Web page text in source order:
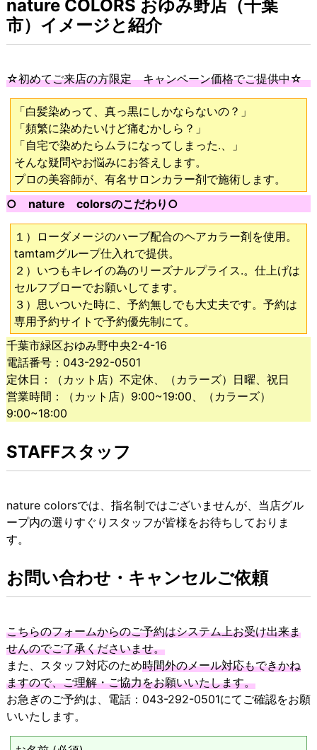
nature COLORS おゆみ野店（千葉
市）イメージと紹介
☆初めてご来店の方限定 キャンペーン価格でご提供中☆
「白髪染めって、真っ黒にしかならないの？」
「頻繁に染めたいけど痛むかしら？」
「自宅で染めたらムラになってしまった.、」
そんな疑問やお悩みにお答えします。
プロの美容師が、有名サロンカラー剤で施術します。
○ nature colorsのこだわり○
１）ローダメージのハーブ配合のヘアカラー剤を使用。
tamtamグループ仕入れで提供。
２）いつもキレイの為のリーズナルプライス.。仕上げは
セルフブローでお願いしてます。
３）思いついた時に、予約無しでも大丈夫です。予約は
専用予約サイトで予約優先制にて。
千葉市緑区おゆみ野中央2-4-16
電話番号：043-292-0501
定休日：（カット店）不定休、（カラーズ）日曜、祝日
営業時間：（カット店）9:00~19:00、（カラーズ）
9:00~18:00
STAFFスタッフ
nature colorsでは、指名制ではございませんが、当店グル
ープ内の選りすぐりスタッフが皆様をお待ちしておりま
す。
お問い合わせ・キャンセルご依頼
こちらのフォームからのご予約はシステム上お受け出来ま
せんのでご了承くださいませ。
また、スタッフ対応のため時間外のメール対応もできかね
ますので、ご理解・ご協力をお願いいたします。
お急ぎのご予約は、電話：043-292-0501にてご確認をお願
いいたします。